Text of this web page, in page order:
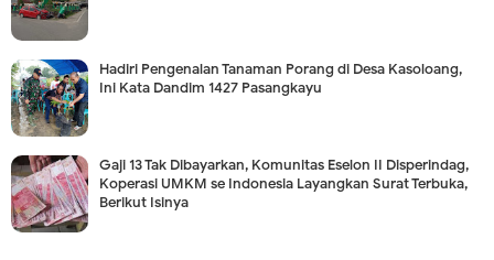
Hadiri Pengenalan Tanaman Porang di Desa Kasoloang,
Ini Kata Dandim 1427 Pasangkayu
Gaji 13 Tak Dibayarkan, Komunitas Eselon II Disperindag,
Koperasi UMKM se Indonesia Layangkan Surat Terbuka,
Berikut Isinya